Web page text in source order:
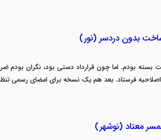
بدون دردسر (نور)
بسته بودم. اما چون قرارداد دستی بود، نگران بودم
اصلاحیه فرستاد. بعد هم یک نسخه برای امضای رسمی
معتاد (نوشهر)